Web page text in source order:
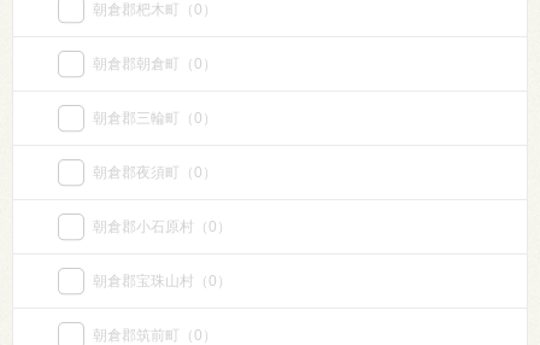
朝倉郡杷木町 （0）
朝倉郡朝倉町 （0）
朝倉郡三輪町 （0）
朝倉郡夜須町 （0）
朝倉郡小石原村 （0）
朝倉郡宝珠山村 （0）
朝倉郡筑前町 （0）